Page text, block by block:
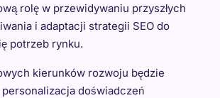
rolę w przewidywaniu przyszłych
i adaptacji strategii SEO do
potrzeb rynku.
kierunków rozwoju będzie
doświadczeń